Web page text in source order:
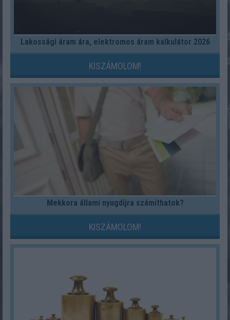
Lakossági áram ára, elektromos áram kalkulátor 2026
KISZÁMOLOM!
Mekkora állami nyugdíjra számíthatok?
KISZÁMOLOM!